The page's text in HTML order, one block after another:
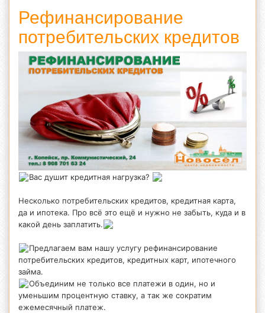
Рефинансирование
потребительских кредитов
Вас душит кредитная нагрузка?
Несколько потребительских кредитов, кредитная карта,
да и ипотека. Про всё это ещё и нужно не забыть, куда и в
какой день заплатить.
Предлагаем вам нашу услугу рефинансирование
потребительских кредитов, кредитных карт, ипотечного
займа.
Объединим не только все платежи в один, но и
уменьшим процентную ставку, а так же сократим
ежемесячный платеж.